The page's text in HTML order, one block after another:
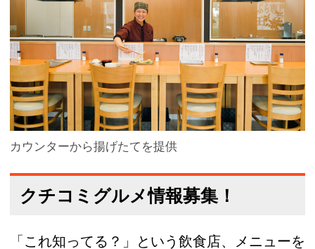
カウンターから揚げたてを提供
クチコミグルメ情報募集！
「これ知ってる？」という飲食店、メニューを